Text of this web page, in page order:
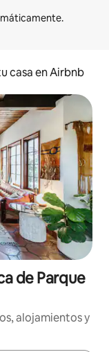
casa en Airbnb
de Parque
alojamientos y